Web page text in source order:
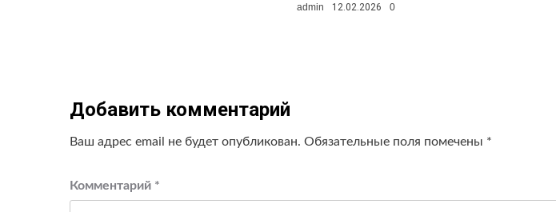
admin 12.02.2026 0
Добавить комментарий
Ваш адрес email не будет опубликован. Обязательные поля помечены *
Комментарий *